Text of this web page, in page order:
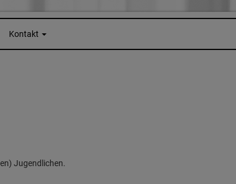
Kontakt
Jugendlichen.